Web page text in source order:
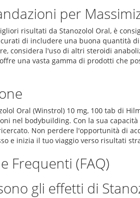
per
risultati da Stanozolol Oral, è
di includere una buona quantità
considera l'uso di altri steroidi
una vasta gamma di prodotti che
Oral (Winstrol) 10 mg, 100 tab di
nel bodybuilding. Con la sua
Non perdere l'opportunità di
e inizia il tuo viaggio verso risultati
Frequenti (FAQ)
gli effetti di